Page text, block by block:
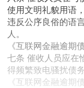
使用文明礼貌用语
违反公序良俗的语
人。
《互联网金融逾期
七条 催收人员应在
得频繁致电骚扰债
《互联网金融逾期